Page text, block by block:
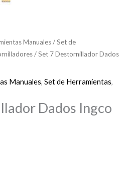
Manuales/Set de
/ Set 7 Destornillador Dados
Manuales, Set de Herramientas,
Dados Ingco